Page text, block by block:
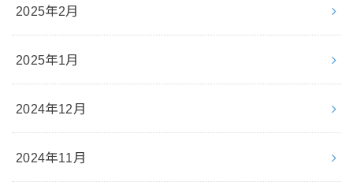
2025年2月
2025年1月
2024年12月
2024年11月